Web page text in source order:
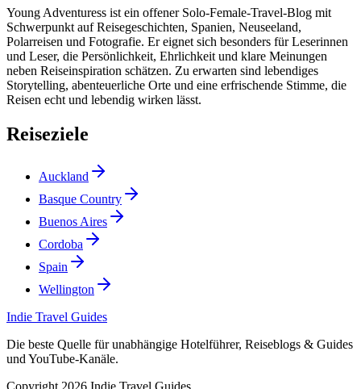
Young Adventuress ist ein offener Solo-Female-Travel-Blog mit
Schwerpunkt auf Reisegeschichten, Spanien, Neuseeland,
Polarreisen und Fotografie. Er eignet sich besonders für Leserinnen
und Leser, die Persönlichkeit, Ehrlichkeit und klare Meinungen
neben Reiseinspiration schätzen. Zu erwarten sind lebendiges
Storytelling, abenteuerliche Orte und eine erfrischende Stimme, die
Reisen echt und lebendig wirken lässt.
Reiseziele
Auckland
Basque Country
Buenos Aires
Cordoba
Spain
Wellington
Indie Travel Guides
Die beste Quelle für unabhängige Hotelführer, Reiseblogs & Guides
und YouTube-Kanäle.
Copyright 2026 Indie Travel Guides